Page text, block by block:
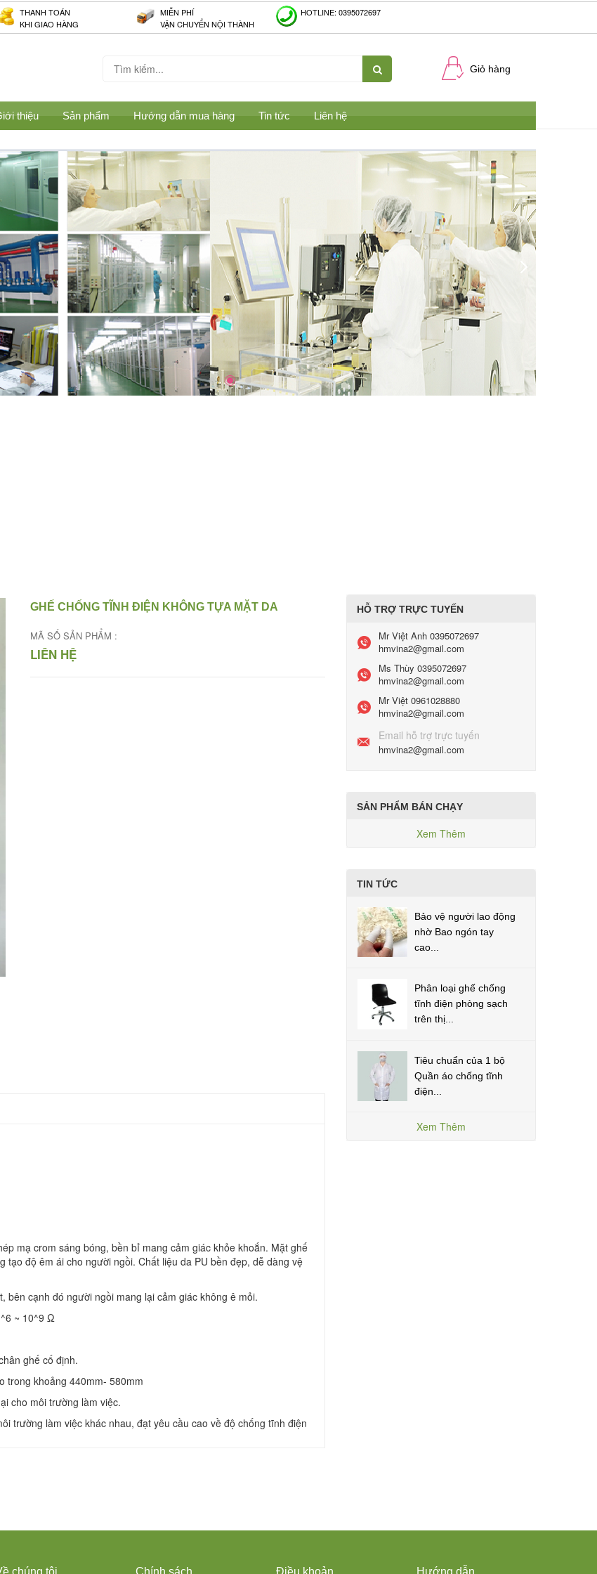
THANH TOÁN
KHI GIAO HÀNG
MIỄN PHÍ
VẬN CHUYỂN NỘI THÀNH
HOTLINE: 0395072697
Giỏ hàng
thiệu Sản phẩm Hướng dẫn mua hàng Tin tức Liên hệ
GHẾ CHỐNG TĨNH ĐIỆN KHÔNG TỰA MẶT DA
MÃ SỐ SẢN PHẨM :
LIÊN HỆ
crom sáng bóng, bền bỉ mang cảm giác khỏe khoắn. Mặt ghế
độ êm ái cho người ngồi. Chất liệu da PU bền đẹp, dễ dàng vệ
cạnh đó người ngồi mang lại cảm giác không ê mỏi.
~ 10^9 Ω
ghế cố định.
khoảng 440mm- 580mm
môi trường làm việc.
trường làm việc khác nhau, đạt yêu cầu cao về độ chống tĩnh điện
HỖ TRỢ TRỰC TUYẾN
Mr Việt Anh 0395072697
hmvina2@gmail.com
Ms Thùy 0395072697
hmvina2@gmail.com
Mr Việt 0961028880
hmvina2@gmail.com
Email hỗ trợ trực tuyến
hmvina2@gmail.com
SẢN PHẨM BÁN CHẠY
Xem Thêm
TIN TỨC
Bảo vệ người lao động
nhờ Bao ngón tay
cao...
Phân loại ghế chống
tĩnh điện phòng sạch
trên thị...
Tiêu chuẩn của 1 bộ
Quần áo chống tĩnh
điện...
Xem Thêm
chúng tôi Chính sách Điều khoản Hướng dẫn